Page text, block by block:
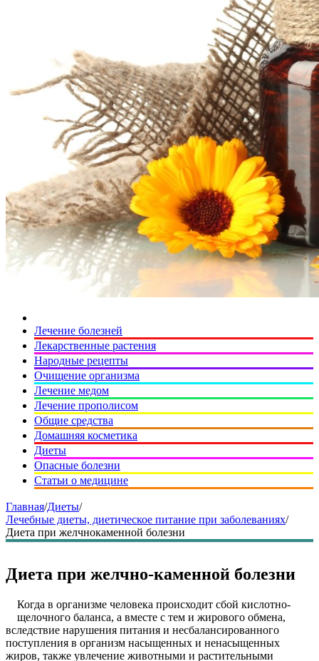
Лечение болезней
Лекарственные растения
Народные рецепты
Очищение организма
Лечение медом
Лечение прополисом
Общие средства
Домашняя косметика
Диеты
Опасные болезни
Статьи о медицине
Главная/Диеты/
Лечебные диеты, диетическое питание при заболеваниях/
Диета при желчнокаменной болезни
Диета при желчно-каменной болезни
Когда в организме человека происходит сбой кислотно-
щелочного баланса, а вместе с тем и жирового обмена,
вследствие нарушения питания и несбалансированного
поступления в организм насыщенных и ненасыщенных
жиров, также увлечение животными и растительными